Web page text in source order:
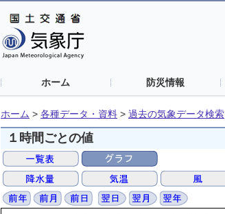
ホーム 防災情報
ホーム > 各種データ・資料 > 過去の気象データ検索
１時間ごとの値